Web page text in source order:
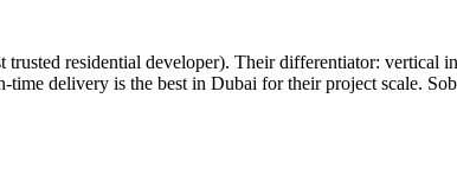
residential developer). Their differentiator:
delivery is the best in Dubai for their project scale.